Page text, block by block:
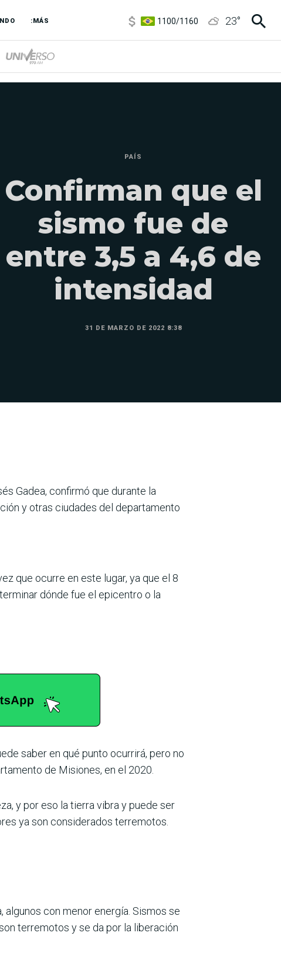
:MÁS
3,8/4
6850/7200
23°
PAÍS
Confirman que el
sismo fue de
entre 3,5 a 4,6 de
intensidad
31 DE MARZO DE 2022 8:38
Gadea, confirmó que durante la
y otras ciudades del departamento
que ocurre en este lugar, ya que el 8
dónde fue el epicentro o la
saber en qué punto ocurrirá, pero no
de Misiones, en el 2020.
y por eso la tierra vibra y puede ser
ya son considerados terremotos.
con menor energía. Sismos se
terremotos y se da por la liberación